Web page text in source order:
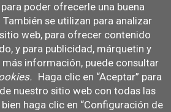
de residuos plásticos presentes en
valorización en productos que
del medio marino mediante
un enfoque participativo local
AGENDA
poder ofrecerle una buena
se utilizan para analizar
web, para ofrecer contenido
y para publicidad, márquetin y
más información, puede consultar
. Haga clic en “Aceptar” para
nuestro sitio web con todas las
haga clic en “Configuración de